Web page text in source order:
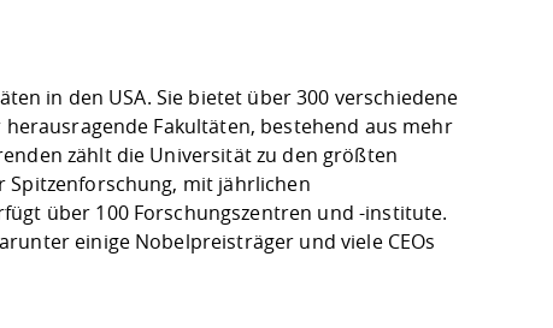
in den USA. Sie bietet über 300 verschiedene
Fakultäten, bestehend aus mehr
zählt die Universität zu den größten
Spitzenforschung, mit jährlichen
über 100 Forschungszentren und -institute.
einige Nobelpreisträger und viele CEOs